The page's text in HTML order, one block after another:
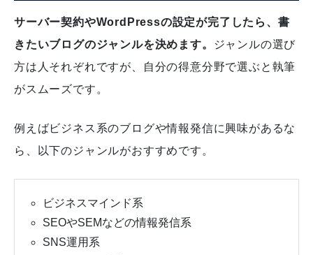
サーバー契約やWordPressの設定が完了したら、書
きたいブログのジャンルを決めます。
ジャンルの選び
方は人それぞれですが、自分の得意分野で選ぶと執筆
がスムーズです。
例えばビジネス系のブログや情報発信に興味があるな
ら、以下のジャンルがおすすめです。
ビジネスマインド系
SEOやSEMなどの情報発信系
SNS運用系